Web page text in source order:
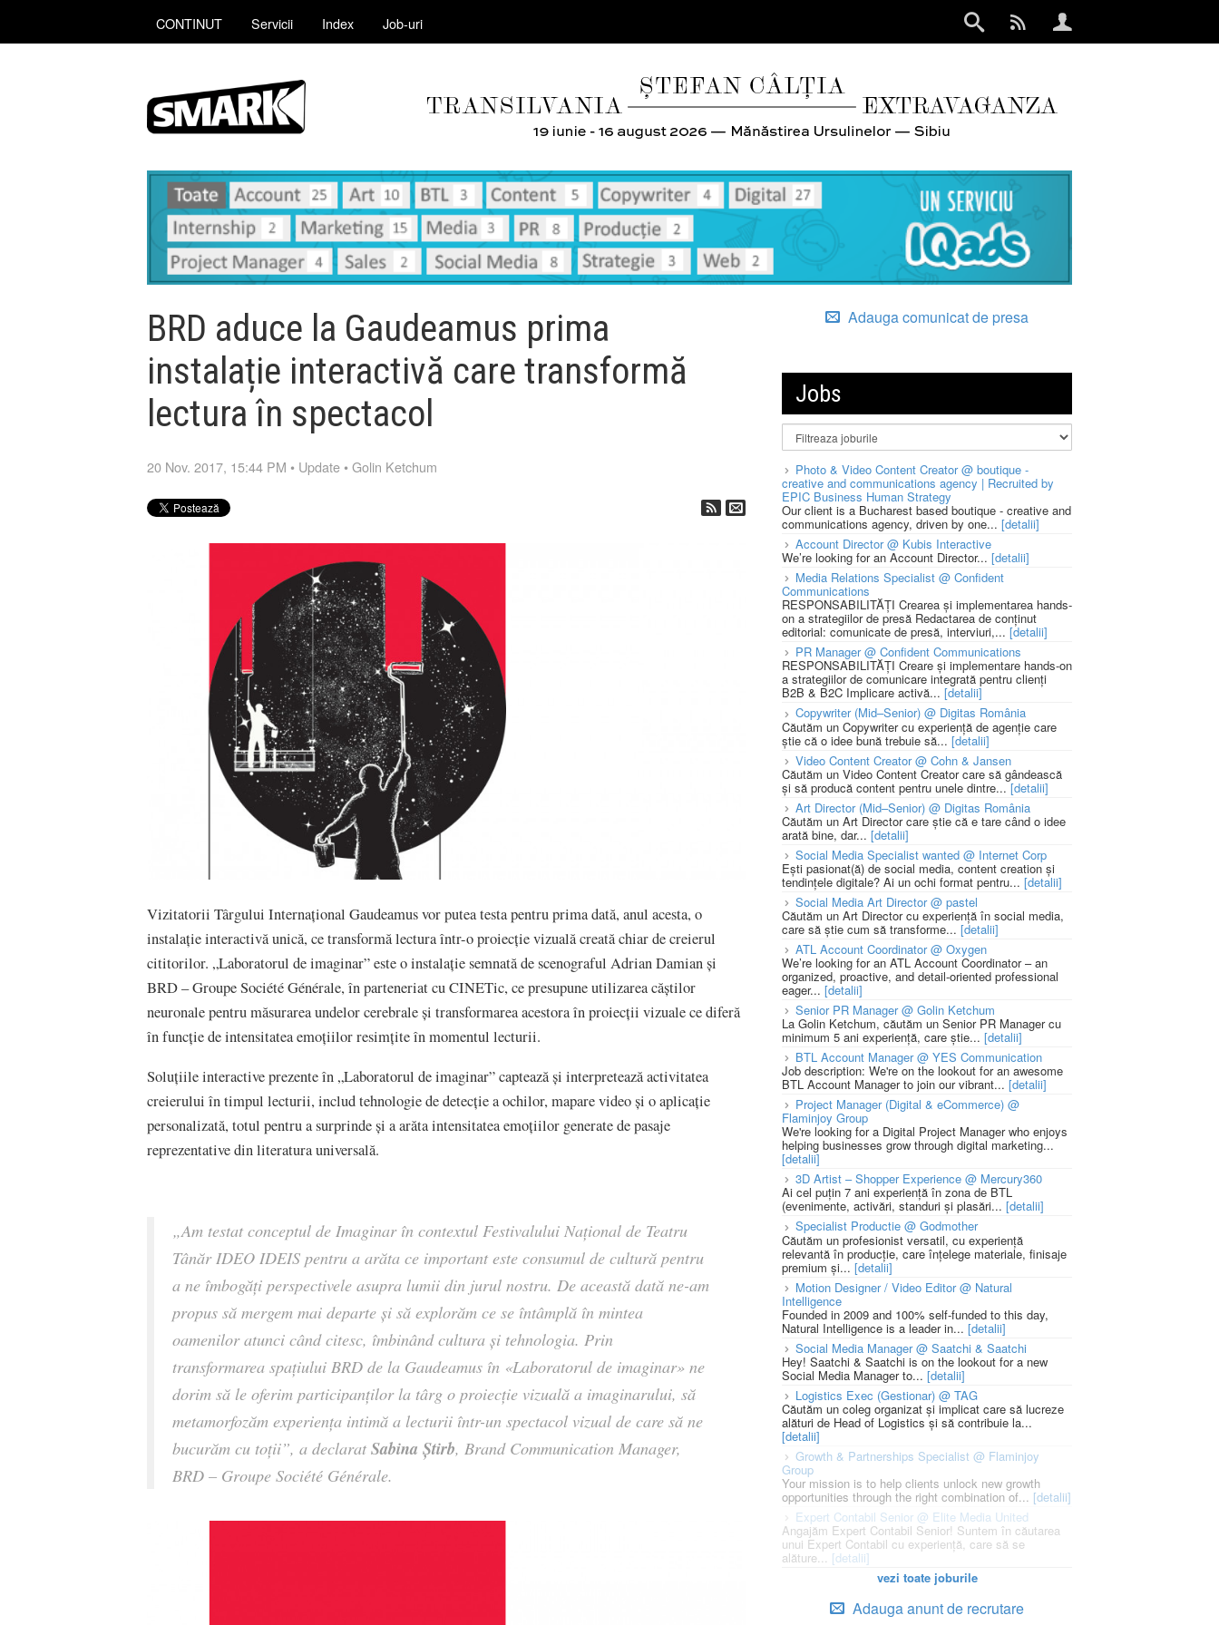
CONTINUT Servicii Index Job-uri
BRD aduce la Gaudeamus prima
instalație interactivă care transformă
lectura în spectacol
20 Nov. 2017, 15:44 PM • Update •Golin Ketchum
Vizitatorii Târgului Internațional Gaudeamus vor putea testa pentru prima dată, anul acesta, o
instalație interactivă unică, ce transformă lectura într-o proiecție vizuală creată chiar de creierul
cititorilor. „Laboratorul de imaginar” este o instalație semnată de scenograful Adrian Damian și
BRD – Groupe Société Générale, în parteneriat cu CINETic, ce presupune utilizarea căștilor
neuronale pentru măsurarea undelor cerebrale și transformarea acestora în proiecții vizuale ce diferă
în funcție de intensitatea emoțiilor resimțite în momentul lecturii.
Soluțiile interactive prezente în „Laboratorul de imaginar” captează și interpretează activitatea
creierului în timpul lecturii, includ tehnologie de detecție a ochilor, mapare video și o aplicație
personalizată, totul pentru a surprinde și a arăta intensitatea emoțiilor generate de pasaje
reprezentative din literatura universală.
„Am testat conceptul de Imaginar în contextul Festivalului Național de Teatru
Tânăr IDEO IDEIS pentru a arăta ce important este consumul de cultură pentru
a ne îmbogăți perspectivele asupra lumii din jurul nostru. De această dată ne-am
propus să mergem mai departe și să explorăm ce se întâmplă în mintea
oamenilor atunci când citesc, îmbinând cultura și tehnologia. Prin
transformarea spațiului BRD de la Gaudeamus în «Laboratorul de imaginar» ne
dorim să le oferim participanților la târg o proiecție vizuală a imaginarului, să
metamorfozăm experiența intimă a lecturii într-un spectacol vizual de care să ne
bucurăm cu toții”, a declarat Sabina Știrb, Brand Communication Manager,
BRD – Groupe Société Générale.
Adauga comunicat de presa
Jobs
Photo & Video Content Creator @ boutique -
creative and communications agency | Recruited by
EPIC Business Human Strategy
Our client is a Bucharest based boutique - creative and
communications agency, driven by one... [detalii]
Account Director @ Kubis Interactive
We’re looking for an Account Director... [detalii]
Media Relations Specialist @ Confident
Communications
RESPONSABILITĂȚI Crearea și implementarea hands-
on a strategiilor de presă Redactarea de conținut
editorial: comunicate de presă, interviuri,... [detalii]
PR Manager @ Confident Communications
RESPONSABILITĂȚI Creare și implementare hands-on
a strategiilor de comunicare integrată pentru clienți
B2B & B2C Implicare activă... [detalii]
Copywriter (Mid–Senior) @ Digitas România
Căutăm un Copywriter cu experiență de agenție care
știe că o idee bună trebuie să... [detalii]
Video Content Creator @ Cohn & Jansen
Căutăm un Video Content Creator care să gândească
și să producă content pentru unele dintre...[detalii]
Art Director (Mid–Senior) @ Digitas România
Căutăm un Art Director care știe că e tare când o idee
arată bine, dar... [detalii]
Social Media Specialist wanted @ Internet Corp
Ești pasionat(ă) de social media, content creation și
tendințele digitale? Ai un ochi format pentru... [detalii]
Social Media Art Director @ pastel
Căutăm un Art Director cu experiență în social media,
care să știe cum să transforme... [detalii]
ATL Account Coordinator @ Oxygen
We’re looking for an ATL Account Coordinator – an
organized, proactive, and detail-oriented professional
eager... [detalii]
Senior PR Manager @ Golin Ketchum
La Golin Ketchum, căutăm un Senior PR Manager cu
minimum 5 ani experiență, care știe... [detalii]
BTL Account Manager @ YES Communication
Job description: We're on the lookout for an awesome
BTL Account Manager to join our vibrant... [detalii]
Project Manager (Digital & eCommerce) @
Flaminjoy Group
We're looking for a Digital Project Manager who enjoys
helping businesses grow through digital marketing...
[detalii]
3D Artist – Shopper Experience @ Mercury360
Ai cel puțin 7 ani experiență în zona de BTL
(evenimente, activări, standuri și plasări... [detalii]
Specialist Productie @ Godmother
Căutăm un profesionist versatil, cu experiență
relevantă în producție, care înțelege materiale, finisaje
premium și... [detalii]
Motion Designer / Video Editor @ Natural
Intelligence
Founded in 2009 and 100% self-funded to this day,
Natural Intelligence is a leader in... [detalii]
Social Media Manager @ Saatchi & Saatchi
Hey! Saatchi & Saatchi is on the lookout for a new
Social Media Manager to... [detalii]
Logistics Exec (Gestionar) @ TAG
Căutăm un coleg organizat și implicat care să lucreze
alături de Head of Logistics și să contribuie la...
[detalii]
Growth & Partnerships Specialist @ Flaminjoy
Group
Your mission is to help clients unlock new growth
opportunities through the right combination of... [detalii]
Expert Contabil Senior @ Elite Media United
Angajăm Expert Contabil Senior! Suntem în căutarea
unui Expert Contabil cu experiență, care să se
alăture... [detalii]
vezi toate joburile
Adauga anunt de recrutare